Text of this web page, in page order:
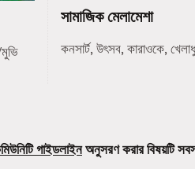
সামাজিক মেলামেশা
কনসার্ট, উৎসব, কারাওকে,
গাইডলাইনঅনুসরণ করার বিষয়টি